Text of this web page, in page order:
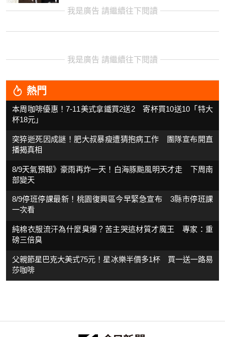
我是廣告 請繼續往下閱讀
我是廣告 請繼續往下閱讀
熱門
本周咖啡優惠！7-11美式拿鐵買2送2 寄杯買10送10「特大
杯18元」
突猝逝死因成謎！肥大叔暴瘦遭猜抱病工作 團隊宣布開直
播揭真相
8/9天氣預報》豪雨再炸一天！白海豚颱風明天才走 下周南
部變天
8/9停班停課最新！桃園復興區今早緊急宣布 3縣市停班課
一次看
純棉衣服流汗為什麼臭爆？苦主哭這材質才魔王 專家：重
磅三倍臭
父親節星巴克大美式75元！星冰樂半價多1杯 買一送一路易
莎咖啡